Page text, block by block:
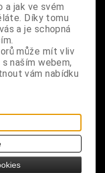
Koupit
kužely Anne
- Desert
a jak ve svém
Díky tomu
a je schopná
může mít vliv
naším webem,
vám nabídku